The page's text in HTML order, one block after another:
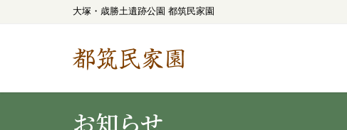
大塚・歳勝土遺跡公園 都筑民家園
都筑民家園
お知らせ